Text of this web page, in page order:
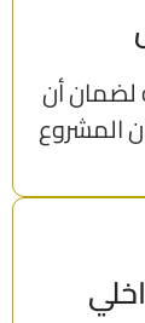
أن
المشروع